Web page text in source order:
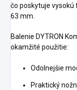
čo poskytuje vysokú
63 mm.
Balenie DYTRON
okamžité použitie:
Odolnejšie
Praktický